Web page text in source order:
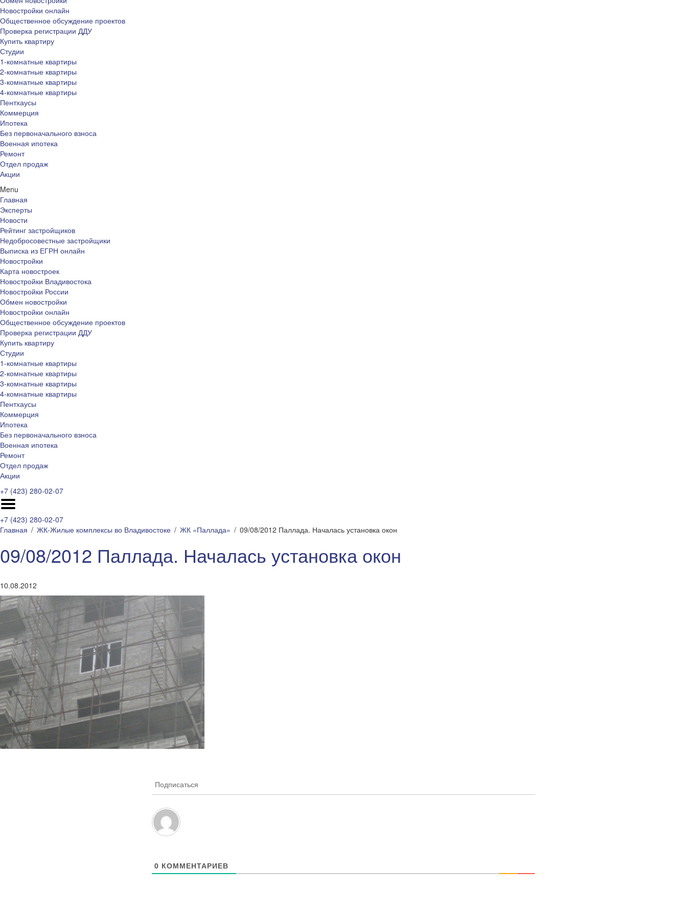
Новостройки онлайн
Общественное обсуждение проектов
Проверка регистрации ДДУ
Купить квартиру
Студии
1-комнатные квартиры
2-комнатные квартиры
3-комнатные квартиры
4-комнатные квартиры
Пентхаусы
Коммерция
Ипотека
Без первоначального взноса
Военная ипотека
Ремонт
Отдел продаж
Акции
Menu
Главная
Эксперты
Новости
Рейтинг застройщиков
Недобросовестные застройщики
Выписка из ЕГРН онлайн
Новостройки
Карта новостроек
Новостройки Владивостока
Новостройки России
Обмен новостройки
Новостройки онлайн
Общественное обсуждение проектов
Проверка регистрации ДДУ
Купить квартиру
Студии
1-комнатные квартиры
2-комнатные квартиры
3-комнатные квартиры
4-комнатные квартиры
Пентхаусы
Коммерция
Ипотека
Без первоначального взноса
Военная ипотека
Ремонт
Отдел продаж
Акции
+7 (423) 280-02-07
+7 (423) 280-02-07
Главная
ЖК-Жилые комплексы во Владивостоке ЖК «Паллада» 09/08/2012 Паллада. Началась установка окон
09/08/2012 Паллада. Началась установка окон
10.08.2012
Подписаться
0 КОММЕНТАРИЕВ